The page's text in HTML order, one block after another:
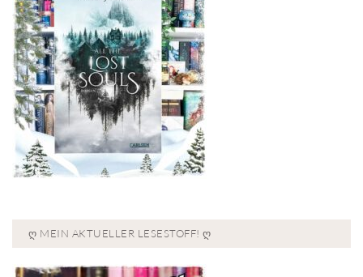
Ღ MEIN AKTUELLER LESESTOFF! Ღ